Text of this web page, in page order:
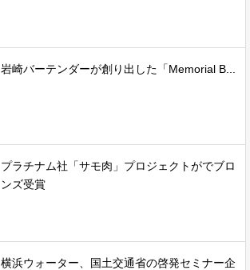
岩崎バーテンダーが創り出した「Memorial B...
プラチナム社「サモ肉」プロジェクトがでブロ
ンズ受賞
横浜ウォーター、国土交通省の啓発セミナー企